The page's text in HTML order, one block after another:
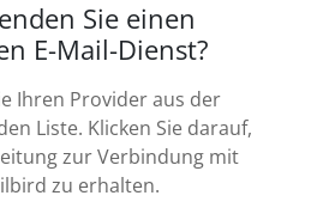
Sie einen
E-Mail-Dienst?
Ihren Provider aus der
Liste. Klicken Sie darauf,
zur Verbindung mit
zu erhalten.